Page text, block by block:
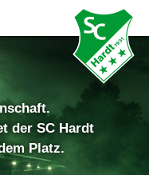
der SC Hardt
Platz.